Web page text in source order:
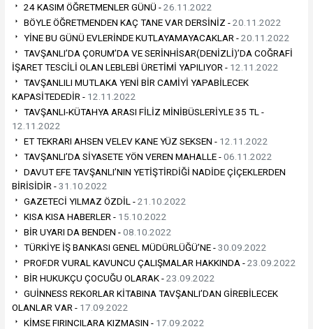
24 KASIM ÖĞRETMENLER GÜNÜ -26.11.2022
BÖYLE ÖĞRETMENDEN KAÇ TANE VAR DERSİNİZ -20.11.2022
YİNE BU GÜNÜ EVLERİNDE KUTLAYAMAYACAKLAR -20.11.2022
TAVŞANLI’DA ÇORUM’DA VE SERİNHİSAR(DENİZLİ)’DA COĞRAFİ
İŞARET TESCİLİ OLAN LEBLEBİ ÜRETİMİ YAPILIYOR - 12.11.2022
TAVŞANLILI MUTLAKA YENİ BİR CAMİYİ YAPABİLECEK
KAPASİTEDEDİR - 12.11.2022
TAVŞANLI-KÜTAHYA ARASI FİLİZ MİNİBÜSLERİYLE 35 TL -
12.11.2022
ET TEKRARI AHSEN VELEV KANE YÜZ SEKSEN - 12.11.2022
TAVŞANLI’DA SİYASETE YÖN VEREN MAHALLE -06.11.2022
DAVUT EFE TAVŞANLI’NIN YETİŞTİRDİĞİ NADİDE ÇİÇEKLERDEN
BİRİSİDİR -31.10.2022
GAZETECİ YILMAZ ÖZDİL -21.10.2022
KISA KISA HABERLER - 15.10.2022
BİR UYARI DA BENDEN -08.10.2022
TÜRKİYE İŞ BANKASI GENEL MÜDÜRLÜĞÜ’NE -30.09.2022
PROF.DR VURAL KAVUNCU ÇALIŞMALAR HAKKINDA -23.09.2022
BİR HUKUKÇU ÇOCUĞU OLARAK -23.09.2022
GUİNNESS REKORLAR KİTABINA TAVŞANLI’DAN GİREBİLECEK
OLANLAR VAR - 17.09.2022
KİMSE FIRINCILARA KIZMASIN - 17.09.2022